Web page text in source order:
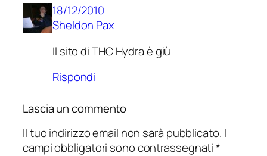
18/12/2010
Sheldon Pax
Il sito di THC Hydra è giù
Rispondi
Lascia un commento
Il tuo indirizzo email non sarà pubblicato. I
campi obbligatori sono contrassegnati*